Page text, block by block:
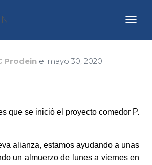
D
E
Prodein el mayo 30, 2020
que se inició el proyecto comedor P.
alianza, estamos ayudando a unas
un almuerzo de lunes a viernes en